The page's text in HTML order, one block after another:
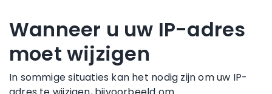
Wanneer u uw IP-adres
moet wijzigen
In sommige situaties kan het nodig zijn om uw IP-